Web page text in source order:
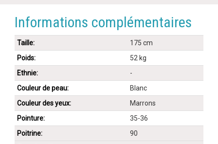
Informations complémentaires
Taille:
175 cm
Poids:
52 kg
Ethnie:
-
Couleur de peau:
Blanc
Couleur des yeux:
Marrons
Pointure:
35-36
Poitrine:
90